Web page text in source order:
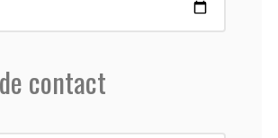
contact